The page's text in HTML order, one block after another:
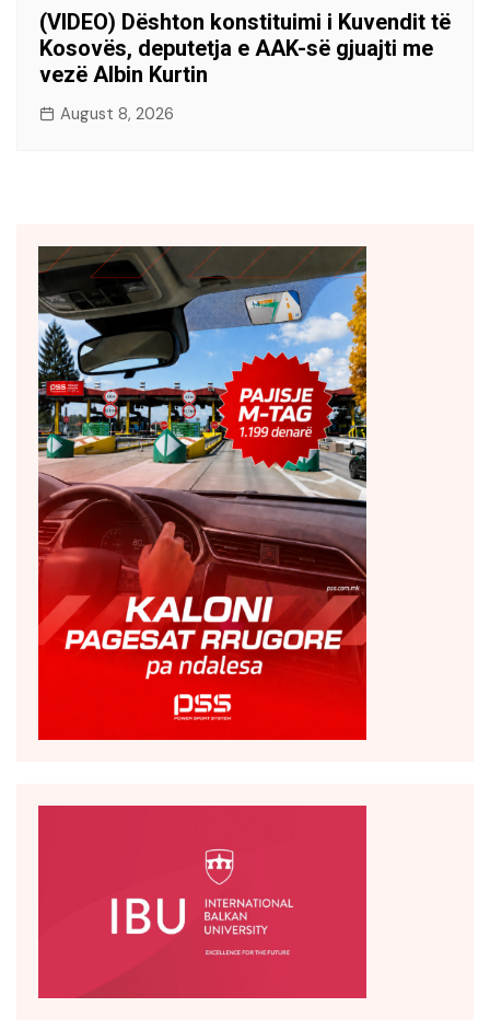
(VIDEO) Dështon konstituimi i Kuvendit të
Kosovës, deputetja e AAK-së gjuajti me
vezë Albin Kurtin
August 8, 2026